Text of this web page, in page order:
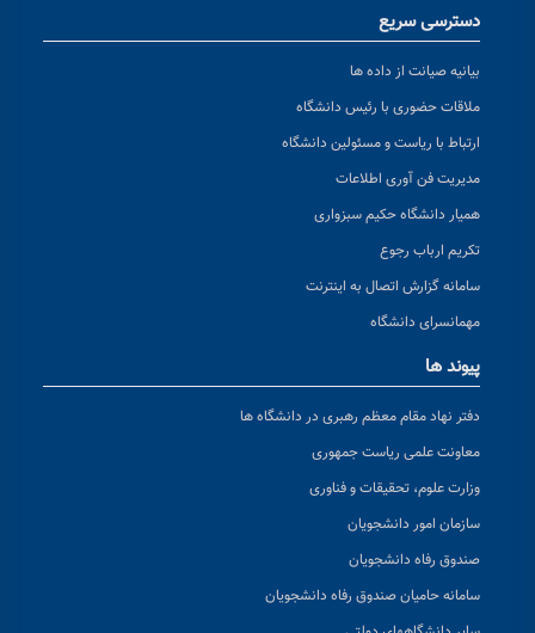
دسترسی سریع
بیانیه صیانت از داده ها
ملاقات حضوری با رئیس دانشگاه
ارتباط با ریاست و مسئولین دانشگاه
مدیریت فن آوری اطلاعات
همیار دانشگاه حکیم سبزواری
تکریم ارباب رجوع
سامانه گزارش اتصال به اینترنت
مهمانسرای دانشگاه
پیوند ها
دفتر نهاد مقام معظم رهبری در دانشگاه ها
معاونت علمی ریاست جمهوری
وزارت علوم، تحقیقات و فناوری
سازمان امور دانشجویان
صندوق رفاه دانشجویان
سامانه حامیان صندوق رفاه دانشجویان